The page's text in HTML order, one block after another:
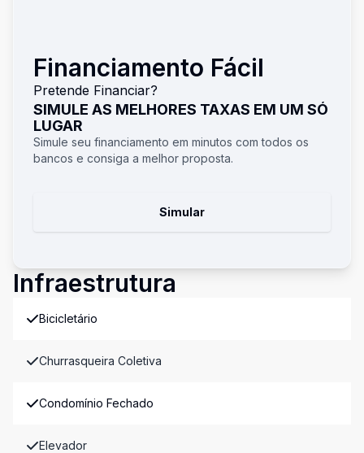
Financiamento Fácil
Pretende Financiar?
SIMULE AS MELHORES TAXAS EM UM SÓ
LUGAR
Simule seu financiamento em minutos com todos os
bancos e consiga a melhor proposta.
Simular
Infraestrutura
Bicicletário
Churrasqueira Coletiva
Condomínio Fechado
Elevador